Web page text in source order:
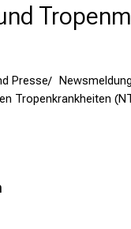
Presse
Tropenkrankheiten